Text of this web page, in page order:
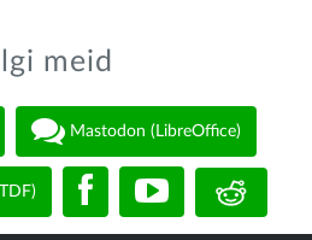
meid
Mastodon (LibreOffice)